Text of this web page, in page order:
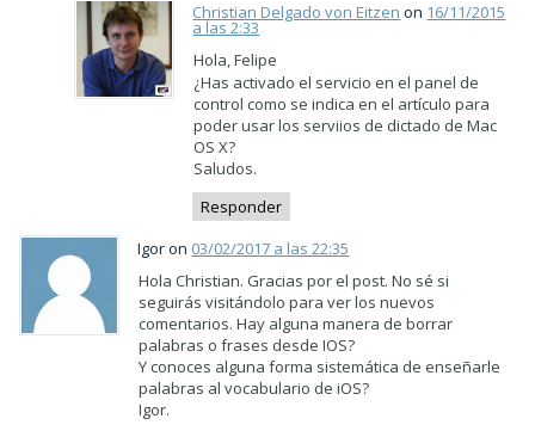
Christian Delgado von Eitzen on 16/11/2015
a las 2:33
Hola, Felipe
¿Has activado el servicio en el panel de
control como se indica en el artículo para
poder usar los serviios de dictado de Mac
OS X?
Saludos.
Responder
Igor on 03/02/2017 a las 22:35
Hola Christian. Gracias por el post. No sé si
seguirás visitándolo para ver los nuevos
comentarios. Hay alguna manera de borrar
palabras o frases desde IOS?
Y conoces alguna forma sistemática de enseñarle
palabras al vocabulario de iOS?
Igor.